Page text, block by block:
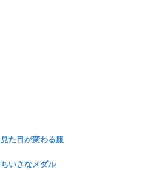
見た目が変わる服
ちいさなメダル